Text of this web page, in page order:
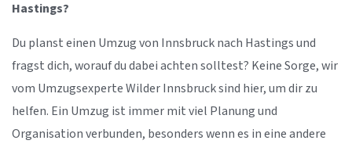
Hastings?
Du planst einen Umzug von Innsbruck nach Hastings und
fragst dich, worauf du dabei achten solltest? Keine Sorge, wir
vom Umzugsexperte Wilder Innsbruck sind hier, um dir zu
helfen. Ein Umzug ist immer mit viel Planung und
Organisation verbunden, besonders wenn es in eine andere